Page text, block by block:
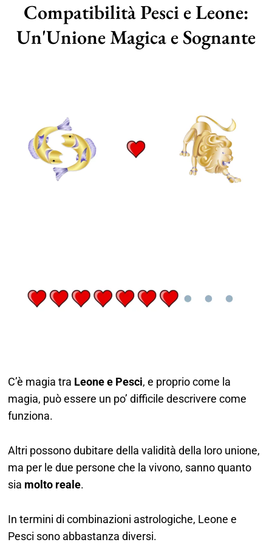
Compatibilità Pesci e Leone:
Un'Unione Magica e Sognante
C’è magia tra Leone e Pesci, e proprio come la
magia, può essere un po’ difficile descrivere come
funziona.
Altri possono dubitare della validità della loro unione,
ma per le due persone che la vivono, sanno quanto
sia molto reale.
In termini di combinazioni astrologiche, Leone e
Pesci sono abbastanza diversi.